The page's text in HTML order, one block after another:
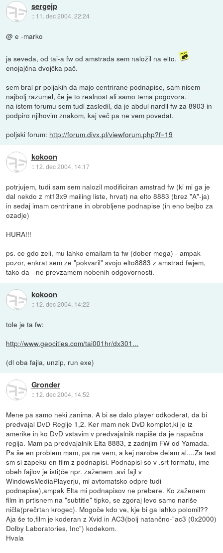
sergejp
:: 11. dec 2004, 22:24
@ e -marko
ja seveda, od tai-a fw od amstrada sem naložil na elto.
enojajčna dvojčka pač.
sem bral pr poljakih da majo centrirane podnapise, sam nisem
najbolj razumel, če je to realnost ali samo tema pogovora.
na istem forumu sem tudi zasledil, da je abdul nardil fw za 8903 in
podpiro njihovim znakom, kaj več pa ne vem povedat.
poljski forum: http://forum.divx.pl/viewforum.php?f=19
kokoon
:: 12. dec 2004, 14:17
potrjujem, tudi sam sem nalozil modificiran amstrad fw (ki mi ga je
dal nekdo z mt13x9 mailing liste, hrvat) na elto 8883 (brez "A"-ja)
in sedaj imam centrirane in obrobljene podnapise (in eno bejbo za
ozadje)
HURA!!!
ps. ce gdo zeli, mu lahko emailam ta fw (dober mega) - ampak
pozor, enkrat sem ze "pokvaril" svojo elto8883 z amstrad fwjem,
tako da - ne prevzamem nobenih odgovornosti.
kokoon
:: 12. dec 2004, 14:22
tole je ta fw:
http://www.geocities.com/tai001hr/dx301...
(dl oba fajla, unzip, run exe)
Gronder
:: 12. dec 2004, 14:52
Mene pa samo neki zanima. A bi se dalo player odkoderat, da bi
predvajal DvD Regije 1,2. Ker mam nek DvD komplet,ki je iz
amerike in ko DvD vstavim v predvajalnik napiše da je napačna
regija. Mam pa predvajalnik Elta 8883, z zadnjim FW od Yamada.
Pa še en problem mam, pa ne vem, a kej narobe delam al....Za test
sm si zapeku en film z podnapisi. Podnapisi so v .srt formatu, ime
obeh fajlov je isti(če npr. zaženem .avi fajl v
WindowsMediaPlayerju, mi avtomatsko odpre tudi
podnapise),ampak Elta mi podnapisov ne prebere. Ko zaženem
film in prtisnem na "subtitle" tipko, se zgoraj levo samo nariše
ničla(prečrtan krogec). Mogoče kdo ve, kje bi ga lahko polomil??
Aja še to,film je koderan z Xvid in AC3(bolj natančno-"ac3 (0x2000)
Dolby Laboratories, Inc") kodekom.
Hvala